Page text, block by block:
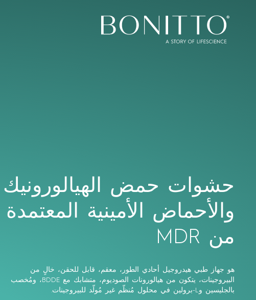
حشوات حمض الهيالورونيك
والأحماض الأمينية المعتمدة
من MDR
هو جهاز طبي هيدروجيل أحادي الطور، معقم، قابل للحقن، خالٍ من
البيروجينات، يتكون من هيالورونات الصوديوم، متشابك مع BDDE، ومُخصب
بالجليسين وL-برولين في محلول مُنظّم غير مُولّد للبيروجينات.